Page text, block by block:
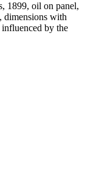
1899, oil on panel,
dimensions with
by the